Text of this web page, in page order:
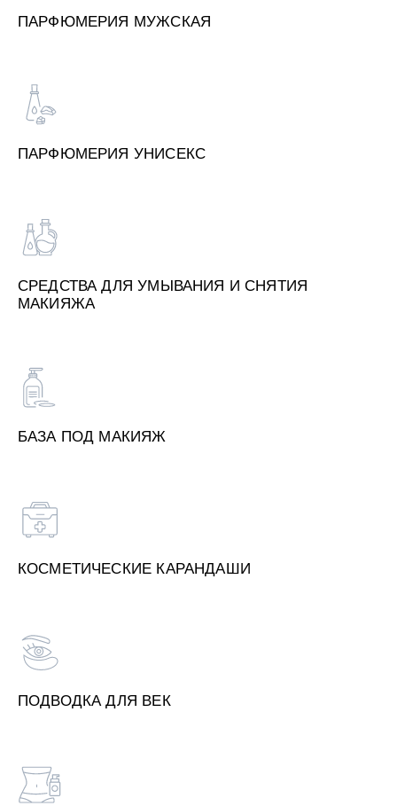
ПАРФЮМЕРИЯ МУЖСКАЯ
ПАРФЮМЕРИЯ УНИСЕКС
СРЕДСТВА ДЛЯ УМЫВАНИЯ И СНЯТИЯ
МАКИЯЖА
БАЗА ПОД МАКИЯЖ
КОСМЕТИЧЕСКИЕ КАРАНДАШИ
ПОДВОДКА ДЛЯ ВЕК